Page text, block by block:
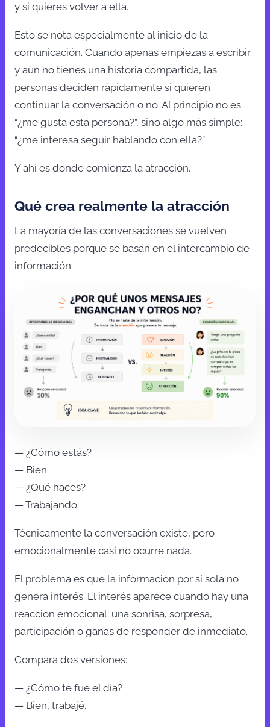
y si quieres volver a ella.
Esto se nota especialmente al inicio de la
comunicación. Cuando apenas empiezas a escribir
y aún no tienes una historia compartida, las
personas deciden rápidamente si quieren
continuar la conversación o no. Al principio no es
“¿me gusta esta persona?”, sino algo más simple:
“¿me interesa seguir hablando con ella?”
Y ahí es donde comienza la atracción.
Qué crea realmente la atracción
La mayoría de las conversaciones se vuelven
predecibles porque se basan en el intercambio de
información.
— ¿Cómo estás?
— Bien.
— ¿Qué haces?
— Trabajando.
Técnicamente la conversación existe, pero
emocionalmente casi no ocurre nada.
El problema es que la información por sí sola no
genera interés. El interés aparece cuando hay una
reacción emocional: una sonrisa, sorpresa,
participación o ganas de responder de inmediato.
Compara dos versiones:
— ¿Cómo te fue el día?
— Bien, trabajé.